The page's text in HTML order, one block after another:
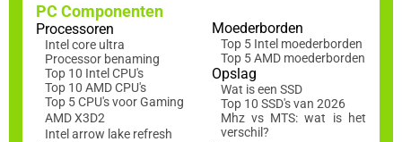
PC Componenten
Processoren
Intel core ultra
Processor benaming
Top 10 Intel CPU's
Top 10 AMD CPU's
Top 5 CPU's voor Gaming
AMD X3D2
Intel arrow lake refresh
Moederborden
Top 5 Intel moederborden
Top 5 AMD moederborden
Opslag
Wat is een SSD
Top 10 SSD's van 2026
Mhz vs MTS: wat is het
verschil?